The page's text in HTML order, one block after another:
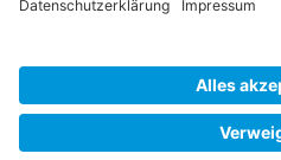
Impressum
Cookie-Einstellungen